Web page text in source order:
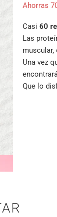
Ahorras
Casi 60
Las
Una vez
Que lo